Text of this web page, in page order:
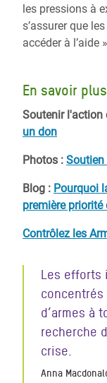
les pressions à
s’assurer que
accéder à l’aide
En savoir plus
Soutenir l'action
un don
Photos : Soutien
Blog : Pourquoi
première priorité
Contrôlez les
Les efforts
concentrés
d’armes à
recherche
crise.
Anna